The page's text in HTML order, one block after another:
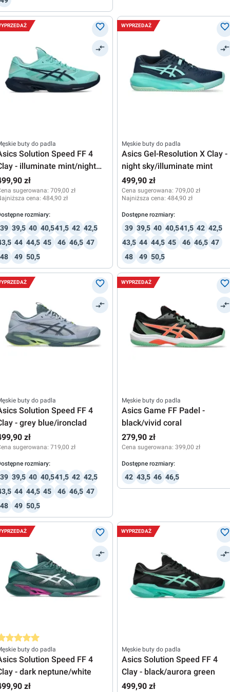
buty do padla
Solution Speed FF 4
- illuminate mint/night
zł
sugerowana: 709,00 zł
cena: 484,90 zł
rozmiary:
39 39,5 40 40,541,5 42 42,5
44 44,5 45 46 46,5 47
48
49 50,5
WYPRZEDAŻ
Męskie buty do padla
Asics Gel-Resolution X Clay -
night sky/illuminate mint
499,90 zł
Cena sugerowana: 709,00 zł
Najniższa cena: 484,90 zł
Dostępne rozmiary:
39 39,5 40 40,541,5 42 42,5
43,5 44 44,5 45 46 46,5 47
48
49 50,5
buty do padla
Solution Speed FF 4
- grey blue/ironclad
zł
sugerowana: 719,00 zł
rozmiary:
39 39,5 40 40,541,5 42 42,5
44 44,5 45 46 46,5 47
48
49 50,5
WYPRZEDAŻ
Męskie buty do padla
Asics Game FF Padel -
black/vivid coral
279,90 zł
Cena sugerowana: 399,00 zł
Dostępne rozmiary:
42 43,5 46 46,5
ocena 5 z 5 gwiazdek
buty do padla
Solution Speed FF 4
- dark neptune/white
zł
WYPRZEDAŻ
Męskie buty do padla
Asics Solution Speed FF 4
Clay - black/aurora green
499,90 zł